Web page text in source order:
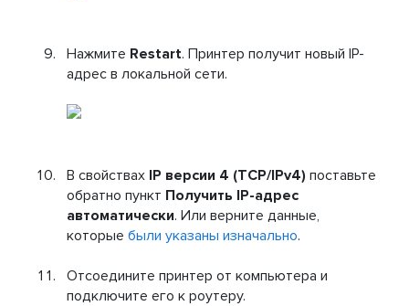
Нажмите Restart. Принтер получит новый IP-
адрес в локальной сети.
В свойствах IP версии 4 (TCP/IPv4) поставьте
обратно пункт Получить IP-адрес
автоматически. Или верните данные,
которые были указаны изначально.
Отсоедините принтер от компьютера и
подключите его к роутеру.